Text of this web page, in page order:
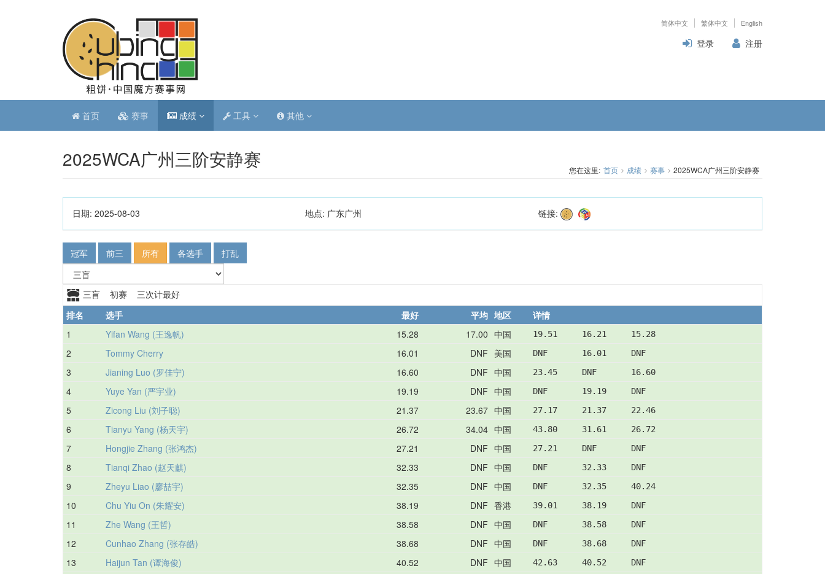
简体中文 繁体中文 English
登录 注册
首页 赛事 成绩 工具 其他
2025WCA广州三阶安静赛 您在这里: 首页 成绩 赛事 2025WCA广州三阶安静赛
日期: 2025-08-03 地点: 广东广州 链接:
冠军 前三 所有 各选手 打乱
三盲 初赛 三次计最好
排名
选手 最好 平均 地区
详情
1
Yifan Wang (王逸帆) 15.28 17.00 中国 19.51     16.21     15.28
2 Tommy Cherry 16.01 DNF 美国 DNF       16.01     DNF
3 Jianing Luo (罗佳宁) 16.60 DNF 中国 23.45     DNF       16.60
4 Yuye Yan (严宇业) 19.19 DNF 中国 DNF       19.19     DNF
5 Zicong Liu (刘子聪) 21.37 23.67 中国 27.17     21.37     22.46
6 Tianyu Yang (杨天宇) 26.72 34.04 中国 43.80     31.61     26.72
7 Hongjie Zhang (张鸿杰) 27.21 DNF 中国 27.21     DNF       DNF
8 Tianqi Zhao (赵天麒) 32.33 DNF 中国 DNF       32.33     DNF
9 Zheyu Liao (廖喆宇) 32.35 DNF 中国 DNF       32.35     40.24
10 Chu Yiu On (朱耀安) 38.19 DNF 香港 39.01     38.19     DNF
11 Zhe Wang (王哲) 38.58 DNF 中国 DNF       38.58     DNF
12 Cunhao Zhang (张存皓) 38.68 DNF 中国 DNF       38.68     DNF
13 Haijun Tan (谭海俊) 40.52 DNF 中国 42.63     40.52     DNF